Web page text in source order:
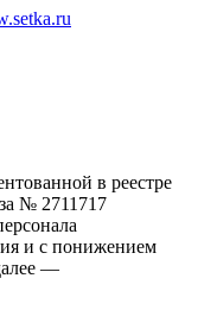
в реестре
№ 2711717
и с понижением
—